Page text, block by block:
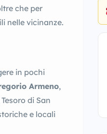
che per
nelle vicinanze.
in pochi
Armeno,
di San
e locali